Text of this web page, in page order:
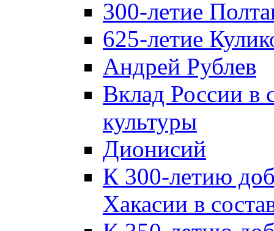
300-летие
625-летие
Андрей Рублев
Вклад России в
культуры
Дионисий
К 300-летию
Хакасии в